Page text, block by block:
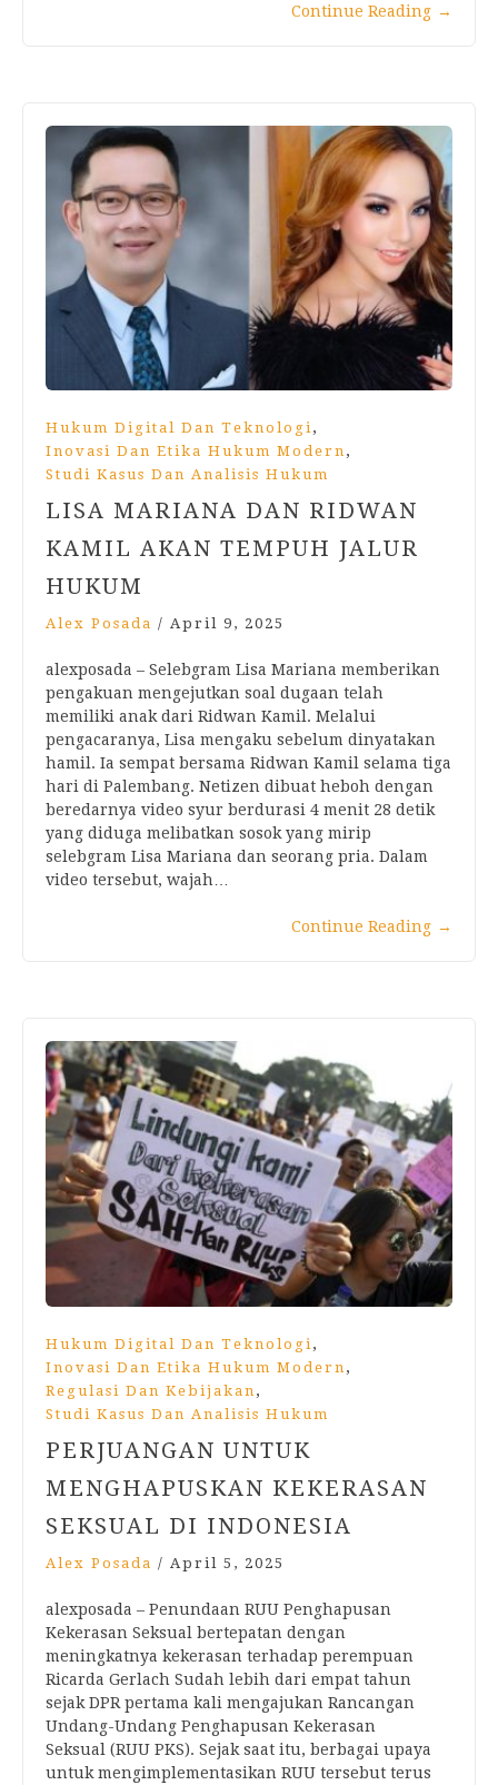
Continue Reading →
Hukum Digital Dan Teknologi,
Inovasi Dan Etika Hukum Modern ,
Studi Kasus Dan Analisis Hukum
LISA MARIANA DAN RIDWAN
KAMIL AKAN TEMPUH JALUR
HUKUM
Alex Posada / April 9, 2025
alexposada – Selebgram Lisa Mariana memberikan
pengakuan mengejutkan soal dugaan telah
memiliki anak dari Ridwan Kamil. Melalui
pengacaranya, Lisa mengaku sebelum dinyatakan
hamil. Ia sempat bersama Ridwan Kamil selama tiga
hari di Palembang. Netizen dibuat heboh dengan
beredarnya video syur berdurasi 4 menit 28 detik
yang diduga melibatkan sosok yang mirip
selebgram Lisa Mariana dan seorang pria. Dalam
video tersebut, wajah…
Continue Reading →
Hukum Digital Dan Teknologi ,
Inovasi Dan Etika Hukum Modern ,
Regulasi Dan Kebijakan ,
Studi Kasus Dan Analisis Hukum
PERJUANGAN UNTUK
MENGHAPUSKAN KEKERASAN
SEKSUAL DI INDONESIA
Alex Posada / April 5, 2025
alexposada – Penundaan RUU Penghapusan
Kekerasan Seksual bertepatan dengan
meningkatnya kekerasan terhadap perempuan
Ricarda Gerlach Sudah lebih dari empat tahun
sejak DPR pertama kali mengajukan Rancangan
Undang-Undang Penghapusan Kekerasan
Seksual (RUU PKS). Sejak saat itu, berbagai upaya
untuk mengimplementasikan RUU tersebut terus